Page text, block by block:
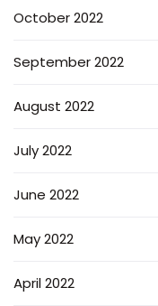
October 2022
September 2022
August 2022
July 2022
June 2022
May 2022
April 2022